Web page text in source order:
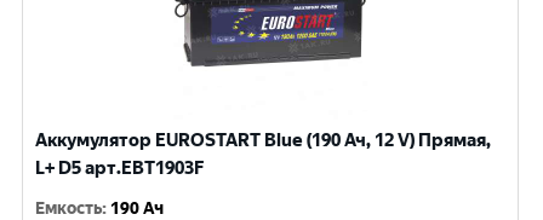
Аккумулятор EUROSTART Blue (190 Ач, 12 V) Прямая,
L+ D5 арт.EBT1903F
Емкость: 190 Ач